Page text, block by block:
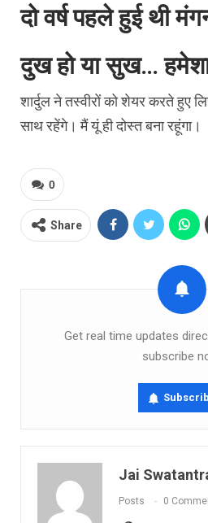
दो वर्ष पहले हुई थी
दुख हो या सुख…
शार्दुल ने तस्वीरों को शेयर करते हुए
साथ रहेंगे। मैं यूं ही दोस्त बना रहूंगा।
0
Share
Get real time updates
subscribe
Jai
Posts 0